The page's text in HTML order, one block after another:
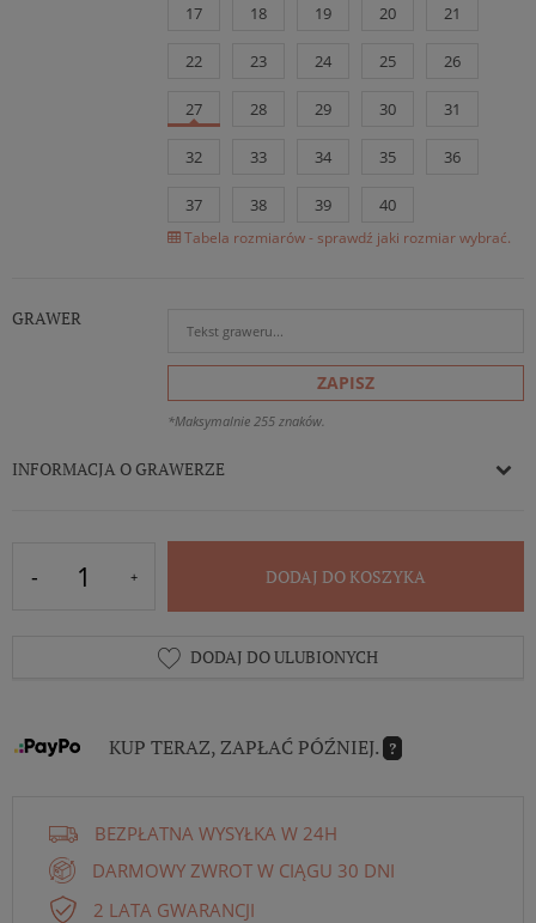
17 18 19 20 21
22 23 24 25 26
27 28 29 30 31
32 33 34 35 36
37 38 39 40
Tabela rozmiarów - sprawdź jaki rozmiar wybrać.
GRAWER
ZAPISZ
*Maksymalnie 255 znaków.
INFORMACJA O GRAWERZE
DODAJ DO KOSZYKA
DODAJ DO ULUBIONYCH
KUP TERAZ, ZAPŁAĆ PÓŹNIEJ. ?
BEZPŁATNA WYSYŁKA W 24H
DARMOWY ZWROT W CIĄGU 30 DNI
2 LATA GWARANCJI